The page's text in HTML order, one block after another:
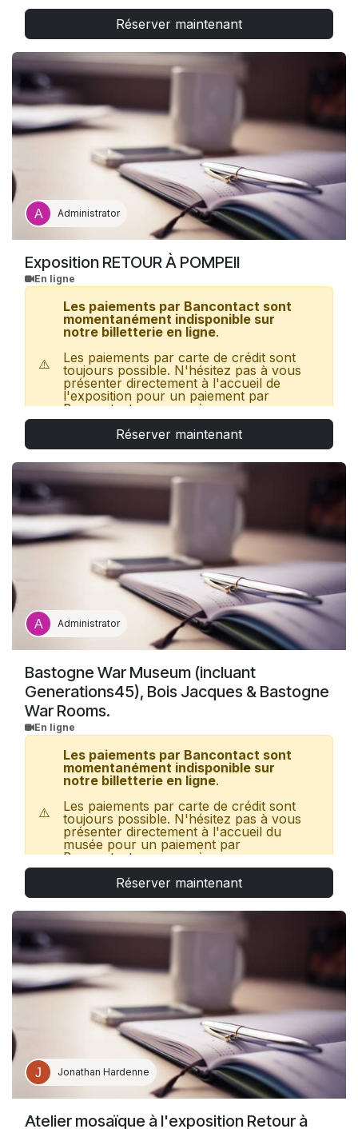
l'accueil de l'exposition avec votre ticket, sans autre réservation.
(directement sur place) : carte ICOM/ICOMOS (sur
accréditée).
Réserver maintenant
Administrator
Exposition RETOUR À POMPEII
En ligne
⚠️
Les paiements par Bancontact sont
momentanément indisponible sur
notre billetterie en ligne.
Les paiements par carte de crédit sont
toujours possible. N'hésitez pas à vous
présenter directement à l'accueil de
l'exposition pour un paiement par
Bancontact ou en espèces.
Décors interactifs fidèlement reconstitués,
histoires émouvantes, combats de gladiateur en
réalité virtuelle et spectacle immersif à couper le
souffle : c’est l’expérience la plus dense jamais
créée sur la légendaire cité romaine.
Retour à Pompeii, jusq'au 26 juillet
2026 à Tour & Taxis, Bruxelles.
Réserver maintenant
Administrator
Bastogne War Museum (incluant
Generations45), Bois Jacques & Bastogne
War Rooms.
En ligne
⚠️
Les paiements par Bancontact sont
momentanément indisponible sur
notre billetterie en ligne.
Les paiements par carte de crédit sont
toujours possible. N'hésitez pas à vous
présenter directement à l'accueil du
musée pour un paiement par
Bancontact ou en espèces.
✅
Jacques.
💡
ARTICLE 27: 1,25€ sur remise d’un coupon valide.
Disponible directement sur place.
GRATUITÉ(directement sur place) : ICOM (sur
présentation d’une carte ICOM valide), presse
Réserver maintenant
Jonathan Hardenne
Atelier mosaïque à l'exposition Retour à